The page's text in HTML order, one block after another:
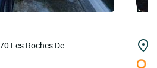
Hôtel le Bellevue
Les Roches De